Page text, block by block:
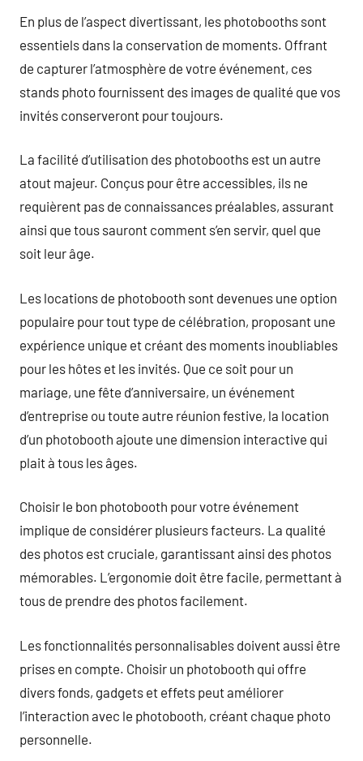
En plus de l’aspect divertissant, les photobooths sont
essentiels dans la conservation de moments. Offrant
de capturer l’atmosphère de votre événement, ces
stands photo fournissent des images de qualité que vos
invités conserveront pour toujours.
La facilité d’utilisation des photobooths est un autre
atout majeur. Conçus pour être accessibles, ils ne
requièrent pas de connaissances préalables, assurant
ainsi que tous sauront comment s’en servir, quel que
soit leur âge.
Les locations de photobooth sont devenues une option
populaire pour tout type de célébration, proposant une
expérience unique et créant des moments inoubliables
pour les hôtes et les invités. Que ce soit pour un
mariage, une fête d’anniversaire, un événement
d’entreprise ou toute autre réunion festive, la location
d’un photobooth ajoute une dimension interactive qui
plait à tous les âges.
Choisir le bon photobooth pour votre événement
implique de considérer plusieurs facteurs. La qualité
des photos est cruciale, garantissant ainsi des photos
mémorables. L’ergonomie doit être facile, permettant à
tous de prendre des photos facilement.
Les fonctionnalités personnalisables doivent aussi être
prises en compte. Choisir un photobooth qui offre
divers fonds, gadgets et effets peut améliorer
l’interaction avec le photobooth, créant chaque photo
personnelle.